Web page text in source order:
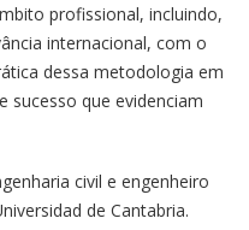
profissional, incluindo,
internacional, com o
dessa metodologia em
sucesso que evidenciam
civil e engenheiro
de Cantabria.